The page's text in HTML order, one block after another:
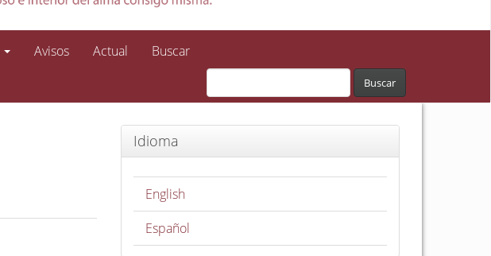
Avisos Actual Buscar
Buscar
Idioma
English
Español